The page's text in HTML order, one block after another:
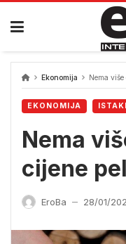
Skip
content
Ekonomija Nema
EKONOMIJA
Nema
cijene
EroBa — 28/01/